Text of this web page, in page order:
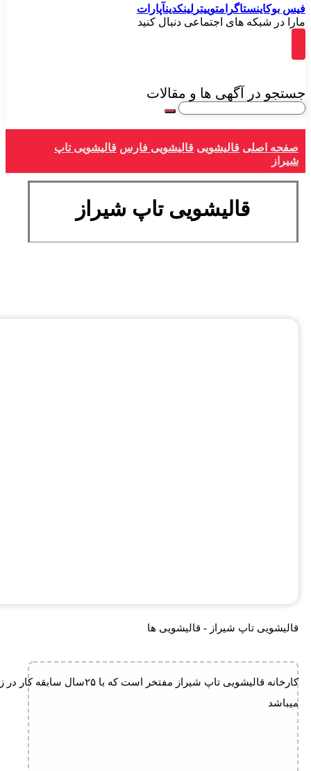
فیس بوکاینستاگرامتوییتر لینکدینآپارات
مارا در شبکه های اجتماعی دنبال کنید
جستجو در آگهی ها و مقالات
صفحه اصلی قالیشویی قالیشویی فارس قالیشویی تاپ
شیراز
قالیشویی تاپ شیراز
قالیشویی تاپ شیراز - قالیشویی ها
کارخانه قالیشویی تاپ
میباشد